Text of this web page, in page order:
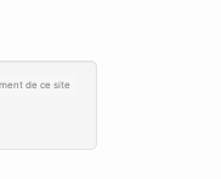
de ce site